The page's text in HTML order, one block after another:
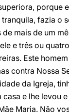
porque
fazia o
mais de um
e três ou
Este
contra Nossa
da Igreja,
e lhe levou
Maria. Não